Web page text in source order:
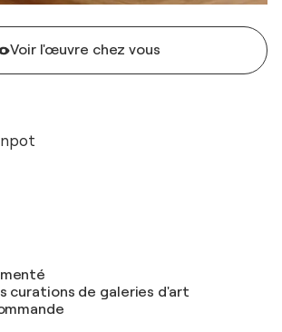
Voir l'œuvre chez vous
curations de galeries d'art